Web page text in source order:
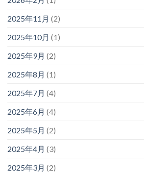
2025年11月 (2)
2025年10月 (1)
2025年9月 (2)
2025年8月 (1)
2025年7月 (4)
2025年6月 (4)
2025年5月 (2)
2025年4月 (3)
2025年3月 (2)